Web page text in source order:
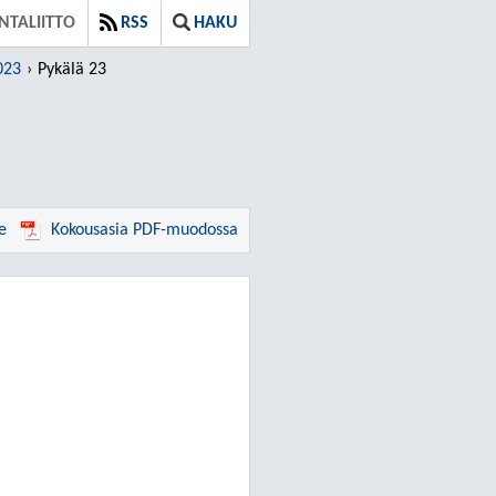
RSS HAKU
Pykälä 23
Kokousasia PDF-muodossa